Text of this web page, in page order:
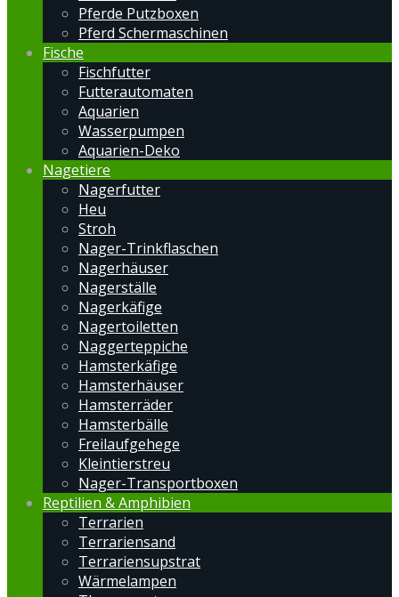
Pferde Putzboxen
Pferd Schermaschinen
Fische
Fischfutter
Futterautomaten
Aquarien
Wasserpumpen
Aquarien-Deko
Nagetiere
Nagerfutter
Heu
Stroh
Nager-Trinkflaschen
Nagerhäuser
Nagerställe
Nagerkäfige
Nagertoiletten
Naggerteppiche
Hamsterkäfige
Hamsterhäuser
Hamsterräder
Hamsterbälle
Freilaufgehege
Kleintierstreu
Nager-Transportboxen
Reptilien & Amphibien
Terrarien
Terrariensand
Terrariensupstrat
Wärmelampen